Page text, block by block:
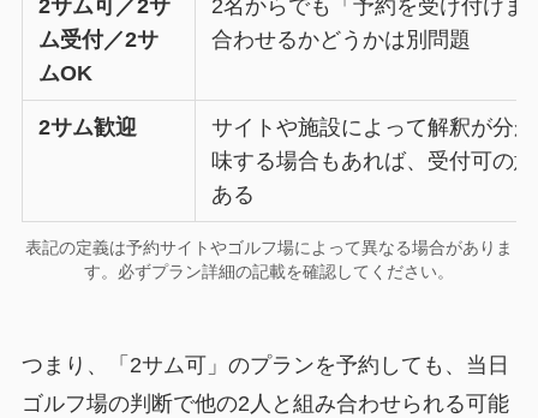
2サム可／2サ
ム受付／2サ
ムOK
2名からでも「予約を受け付けま
合わせるかどうかは別問題
2サム歓迎
サイトや施設によって解釈が分
味する場合もあれば、受付可の
ある
表記の定義は予約サイトやゴルフ場によって異なる場合がありま
す。必ずプラン詳細の記載を確認してください。
つまり、「2サム可」のプランを予約しても、当日
ゴルフ場の判断で他の2人と組み合わせられる可能